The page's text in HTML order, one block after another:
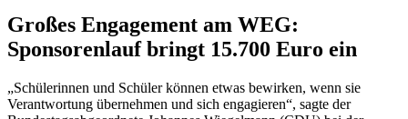
Großes Engagement am WEG:
Sponsorenlauf bringt 15.700 Euro ein
„Schülerinnen und Schüler können etwas bewirken, wenn sie
Verantwortung übernehmen und sich engagieren“, sagte der